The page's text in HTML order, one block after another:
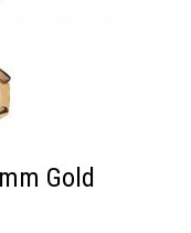
Gold